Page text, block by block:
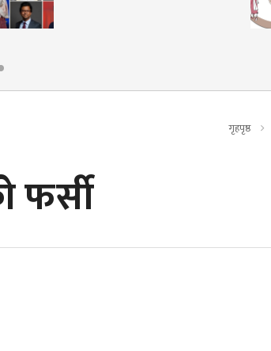
गृहपृष्ठ
फर्सी